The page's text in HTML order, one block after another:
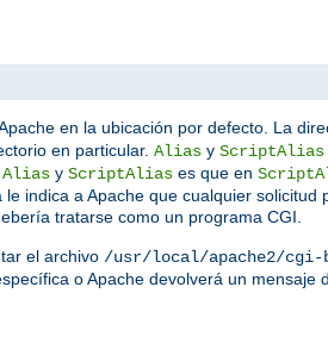
en la ubicación por defecto. La
en particular. Alias y ScriptAlias
Alias y ScriptAlias es que en
indica a Apache que cualquier solicitud
tratarse como un programa CGI.
el archivo /usr/local/apache2/
o Apache devolverá un mensaje